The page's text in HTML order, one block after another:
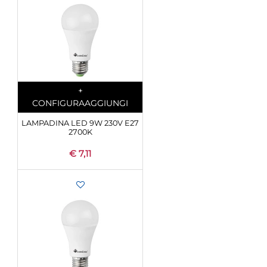
Quantità
+
CONFIGURAAGGIUNGI
LAMPADINA LED 9W 230V E27
2700K
€ 7,11